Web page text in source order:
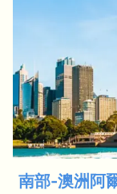
南部-澳洲阿